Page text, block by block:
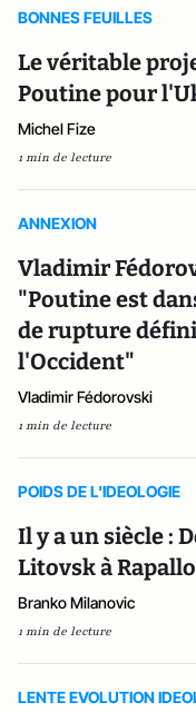
BONNES FEUILLES
Le véritable
Poutine pour
Michel Fize
1 min de lecture
ANNEXION
Vladimir
"Poutine est
de rupture
l'Occident"
Vladimir Fédorovski
1 min de lecture
POIDS DE L'IDEOLOGIE
Il y a un siècle :
Litovsk à Rapallo
Branko Milanovic
1 min de lecture
LENTE EVOLUTION